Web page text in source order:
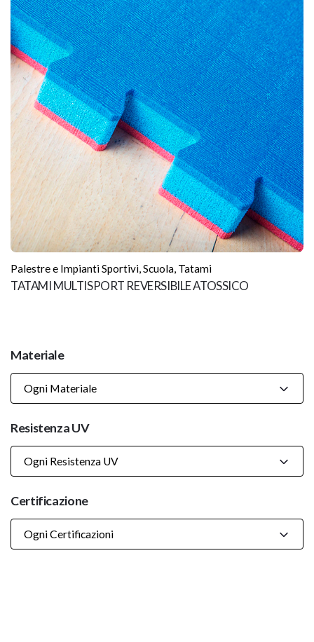
Palestre e Impianti Sportivi,Scuola, Tatami
TATAMI MULTISPORT REVERSIBILE ATOSSICO
Materiale
Ogni Materiale
Resistenza UV
Ogni Resistenza UV
Certificazione
Ogni Certificazioni